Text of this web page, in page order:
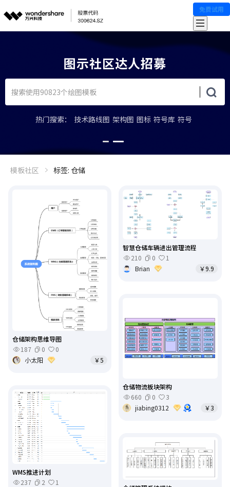
免费试用
图示社区达人招募
热门搜索： 技术路线图 架构图 图标 符号库 符号
模板社区 标签: 仓储
仓储架构思维导图
187
0
0
小太阳
￥5
智慧仓储车辆进出管理流程
210
0
1
Brian
￥9.9
仓储物流板块架构
660
0
3
jiabing0312
￥3
WMS推进计划
237
2
1